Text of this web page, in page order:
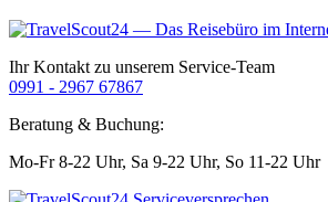
Ihr Kontakt zu unserem Service-Team
0991 - 2967 67867
Beratung & Buchung:
Mo-Fr 8-22 Uhr, Sa 9-22 Uhr, So 11-22 Uhr